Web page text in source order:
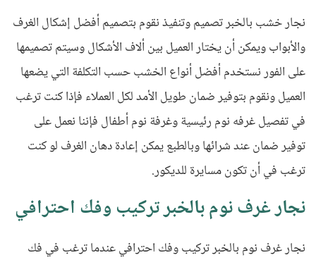
نجار خشب بالخبر تصميم وتنفيذ نقوم بتصميم أفضل إشكال الغرف
والأبواب ويمكن أن يختار العميل بين ألاف الأشكال وسيتم تصميمها
على الفور نستخدم أفضل أنواع الخشب حسب التكلفة التي يضعها
العميل ونقوم بتوفير ضمان طويل الأمد لكل العملاء فإذا كنت ترغب
في تفصيل غرفه نوم رئيسية وغرفة نوم أطفال فإننا نعمل على
توفير ضمان عند شرائها وبالطبع يمكن إعادة دهان الغرف لو كنت
ترغب في أن تكون مسايرة للديكور.
نجار غرف نوم بالخبر تركيب وفك احترافي
نجار غرف نوم بالخبر تركيب وفك احترافي عندما ترغب في فك